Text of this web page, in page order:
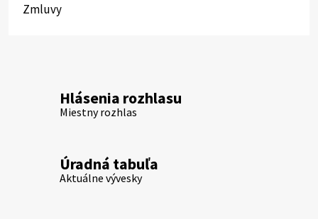
Zmluvy
Hlásenia rozhlasu
Miestny rozhlas
Úradná tabuľa
Aktuálne vývesky